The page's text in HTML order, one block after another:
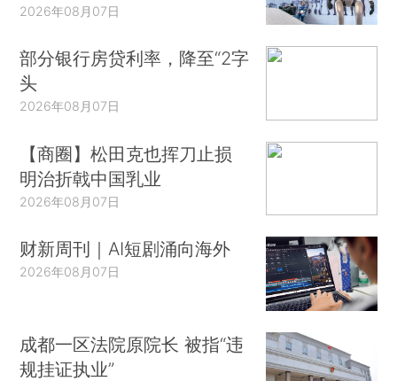
2026年08月07日
部分银行房贷利率，降至“2字
头
2026年08月07日
【商圈】松田克也挥刀止损
明治折戟中国乳业
2026年08月07日
财新周刊｜AI短剧涌向海外
2026年08月07日
成都一区法院原院长 被指“违
规挂证执业”